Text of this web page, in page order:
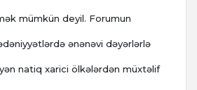
mümkün deyil. Forumun
ənənəvi dəyərlərlə
natiq xarici ölkələrdən müxtəlif